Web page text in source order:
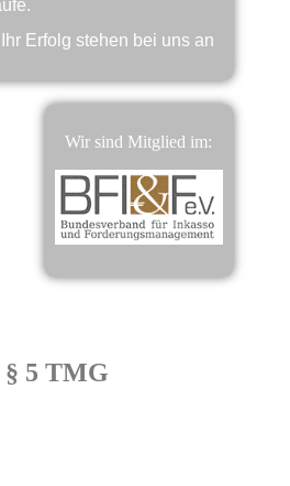
Ihr Erfolg stehen bei uns an
Wir sind Mitglied im:
§ 5 TMG